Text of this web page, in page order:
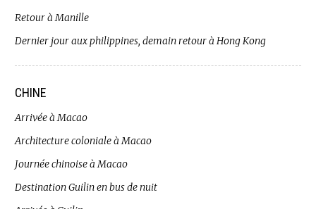
Retour à Manille
Dernier jour aux philippines, demain retour à Hong Kong
CHINE
Arrivée à Macao
Architecture coloniale à Macao
Journée chinoise à Macao
Destination Guilin en bus de nuit